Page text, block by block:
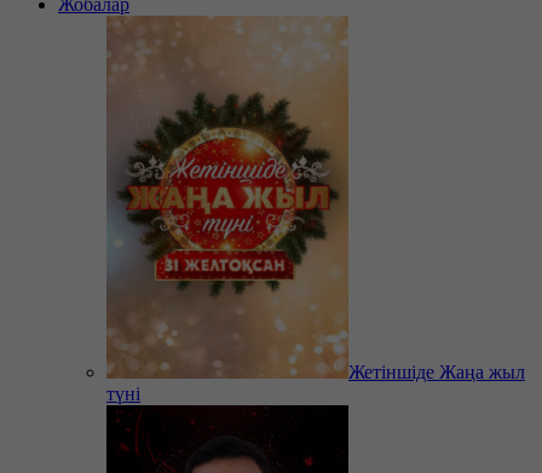
Жобалар
Жетіншіде Жаңа жыл
түні